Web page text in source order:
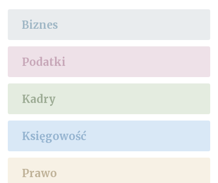
Biznes
Podatki
Kadry
Księgowość
Prawo